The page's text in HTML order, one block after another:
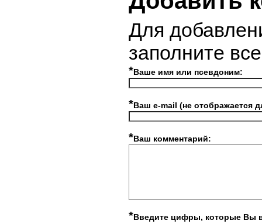
Для
заполните
*Ваше имя или псевдоним:
*Ваш e-mail (не отображается
*Ваш комментарий:
*Введите цифры, которые Вы